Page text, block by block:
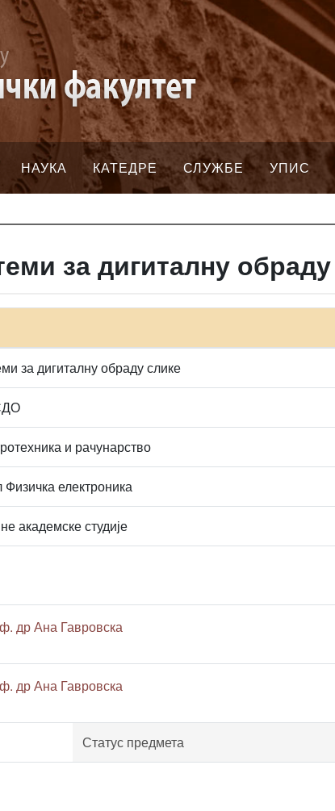
НАУКА КАТЕДРЕ СЛУЖБЕ УПИС
за дигиталну обраду
за дигиталну обраду слике
и рачунарство
Физичка електроника
академске студије
др Ана Гавровска
др Ана Гавровска
Статус предмета